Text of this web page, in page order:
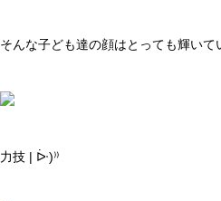
そんな子ども達の顔はとっても輝い
力技 | ᐕ)⁾⁾